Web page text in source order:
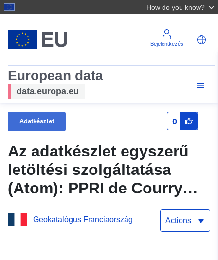
How do you know?
Bejelentkezés
European data
data.europa.eu
Adatkészlet 0
Az adatkészlet egyszerű
letöltési szolgáltatása
(Atom): PPRI de Courry
Geokatalógus Franciaország Actions